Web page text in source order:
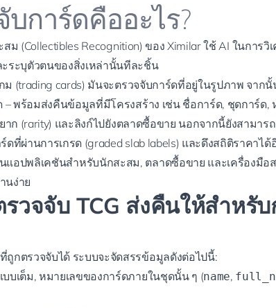
บการ์ดคืออะไร?
สม (Collectibles Recognition) ของ Ximilar ใช้ AI ในการวิ
ระบุตัวตนของสิ่งเหล่านั้นทีละชิ้น
ม (trading cards) มันจะตรวจจับการ์ดที่อยู่ในรูปภาพ จาก
– พร้อมส่งคืนข้อมูลที่มีโครงสร้าง เช่น ชื่อการ์ด, ชุดการ์ด,
าก (rarity) และลิงก์ไปยังตลาดซื้อขาย นอกจากนี้ยังสามาร
ที่ผ่านการเกรด (graded slab labels) และดึงสถิติราคาได้
แอปพลิเคชันสำหรับนักสะสม, ตลาดซื้อขาย และเครื่องมือ
นง่าย
วจจับ TCG ส่งคืนให้สำหรั
ถูกตรวจจับได้ ระบบจะจัดสรรข้อมูลดังต่อไปนี้:
บเต็ม, หมายเลขของการ์ดภายในชุดนั้น ๆ (name,